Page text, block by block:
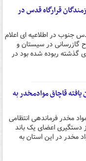
قرارگاه قدس در
جنوب در اطلاعیه ای اعلام
گازرسانی در سیستان و
گذشته ربوده شده بود در
یافته قاچاق موادمخدر به
مخدر فرماندهی انتظامی
دستگیری اعضای یک باند
مخدر در این استان به